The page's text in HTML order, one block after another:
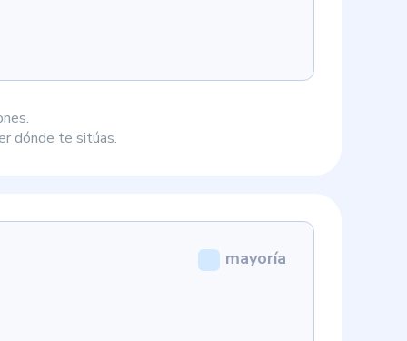
dónde te sitúas.
mayoría